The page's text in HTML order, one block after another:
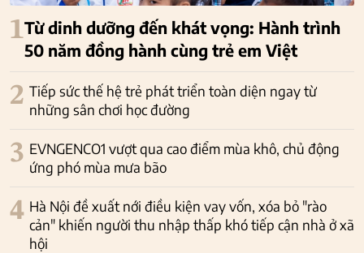
1Từ dinh dưỡng đến khát vọng: Hành trình
50 năm đồng hành cùng trẻ em Việt
2 Tiếp sức thế hệ trẻ phát triển toàn diện ngay từ
những sân chơi học đường
3 EVNGENCO1 vượt qua cao điểm mùa khô, chủ động
ứng phó mùa mưa bão
4 Hà Nội đề xuất nới điều kiện vay vốn, xóa bỏ "rào
cản" khiến người thu nhập thấp khó tiếp cận nhà ở xã
hội